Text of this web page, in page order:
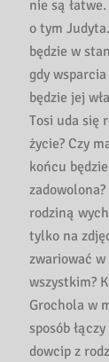
nie są
o tym
będzie w
gdy
będzie jej
Tosi uda się
życie? Czy
końcu
rodziną
tylko na
zwariować
wszystkim?
Grochola w
sposób
dowcip z